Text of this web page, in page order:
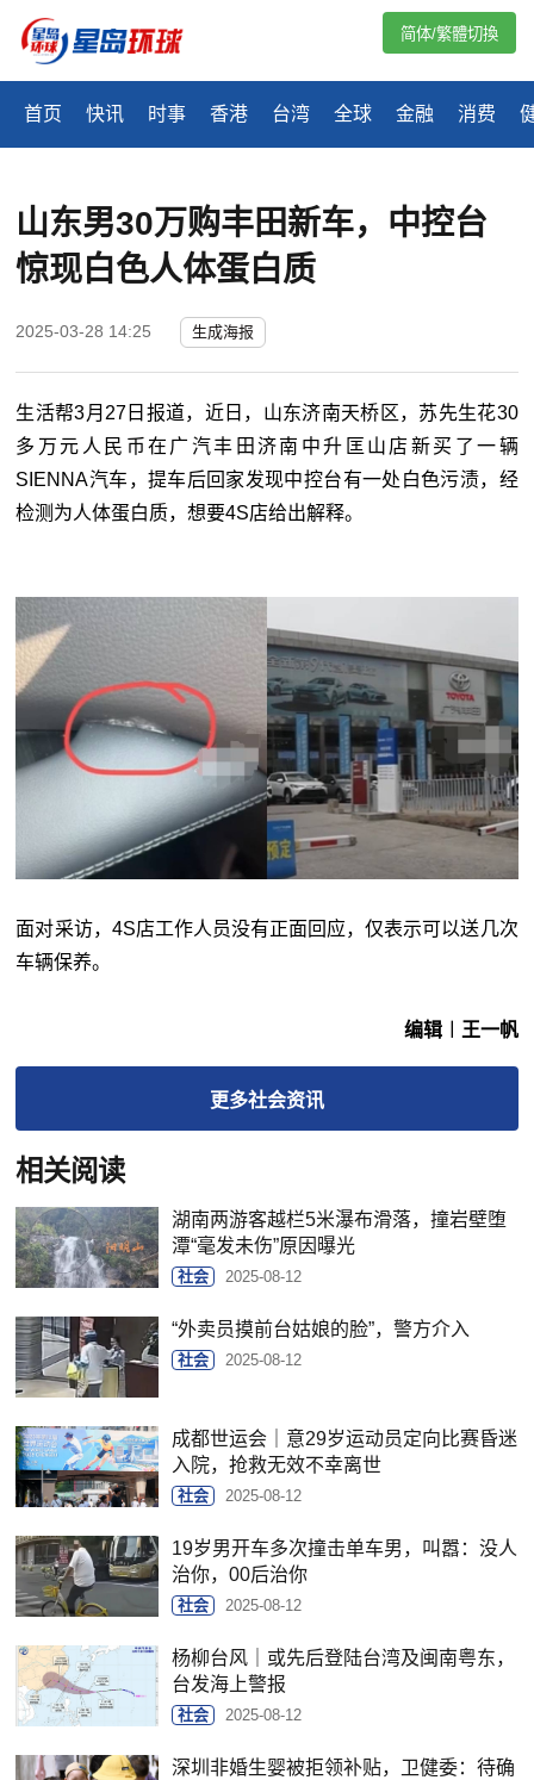
首页 快讯 时事 香港 台湾 全球 金融 消费
简体/繁體切換
山东男30万购丰田新车，中控台
惊现白色人体蛋白质
2025-03-28 14:25 生成海报
生活帮3月27日报道，近日，山东济南天桥区，苏先生花30
多万元人民币在广汽丰田济南中升匡山店新买了一辆
SIENNA汽车，提车后回家发现中控台有一处白色污渍，经
检测为人体蛋白质，想要4S店给出解释。
面对采访，4S店工作人员没有正面回应，仅表示可以送几次
车辆保养。
编辑︱王一帆
更多社会资讯
相关阅读
湖南两游客越栏5米瀑布滑落，撞岩壁堕
潭“毫发未伤”原因曝光
社会 2025-08-12
“外卖员摸前台姑娘的脸”，警方介入
社会 2025-08-12
成都世运会｜意29岁运动员定向比赛昏迷
入院，抢救无效不幸离世
社会 2025-08-12
19岁男开车多次撞击单车男，叫嚣：没人
治你，00后治你
社会 2025-08-12
杨柳台风｜或先后登陆台湾及闽南粤东，
台发海上警报
社会 2025-08-12
深圳非婚生婴被拒领补贴，卫健委：待确